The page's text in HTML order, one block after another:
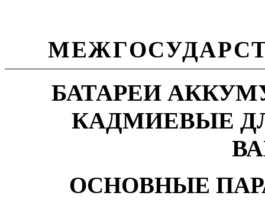
БАТАРЕИ
КАДМИЕВЫЕ
ОСНОВНЫЕ